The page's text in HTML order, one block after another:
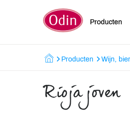
Producten
Producten Wijn,
Rioja joven